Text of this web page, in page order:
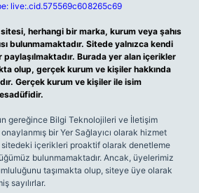
live:.cid.575569c608265c69
herhangi bir marka, kurum veya şahıs
bulunmamaktadır. Sitede yalnızca kendi
paylaşılmaktadır. Burada yer alan içerikler
olup, gerçek kurum ve kişiler hakkında
Gerçek kurum ve kişiler ile isim
gereğince Bilgi Teknolojileri ve İletişim
bir Yer Sağlayıcı olarak hizmet
içerikleri proaktif olarak denetleme
bulunmamaktadır. Ancak, üyelerimiz
taşımakta olup, siteye üye olarak
sayılırlar.